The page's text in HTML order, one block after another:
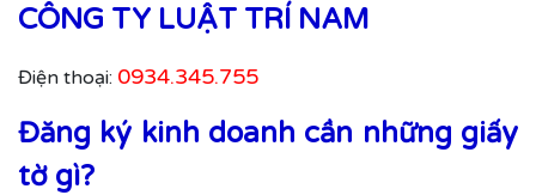
CÔNG TY LUẬT TRÍ NAM
Điện thoại: 0934.345.755
Đăng ký kinh doanh cần những giấy
tờ gì?